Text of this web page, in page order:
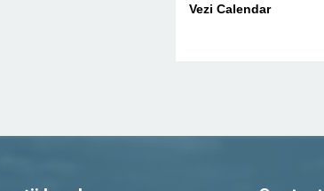
Vezi Calendar